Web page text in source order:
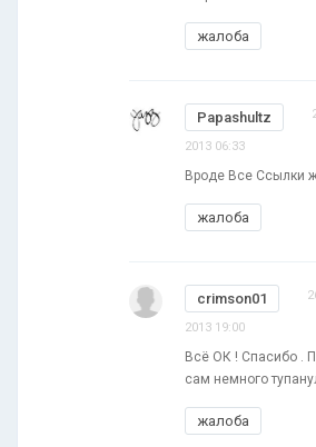
жалоба
Papashultz
2013 06:33
Вроде Все Ссылки
жалоба
crimson01
2013 19:00
Всё ОК ! Спасибо .
сам немного
жалоба